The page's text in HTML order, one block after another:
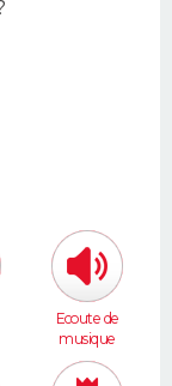
Ecoute de
musique